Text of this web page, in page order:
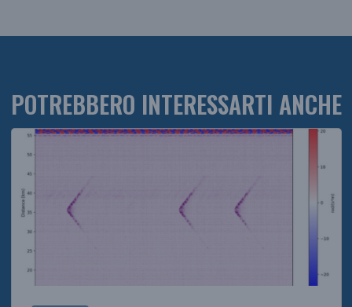
POTREBBERO INTERESSARTI ANCHE